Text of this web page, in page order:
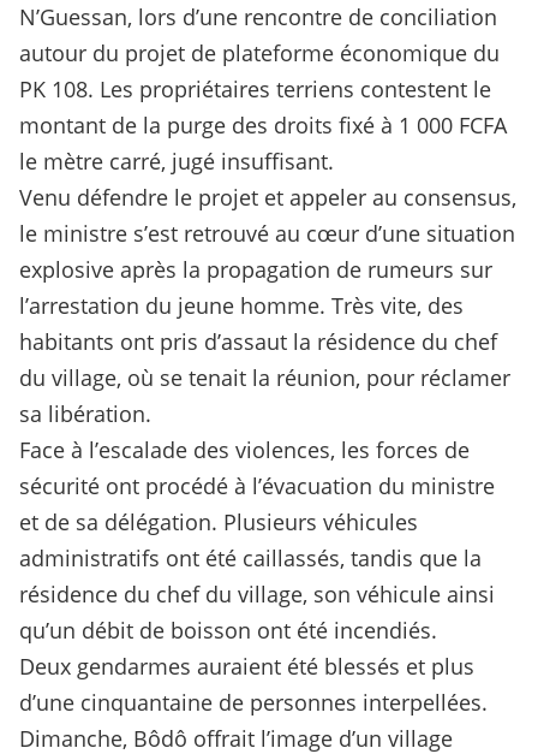
N’Guessan, lors d’une rencontre de conciliation
autour du projet de plateforme économique du
PK 108. Les propriétaires terriens contestent le
montant de la purge des droits fixé à 1 000 FCFA
le mètre carré, jugé insuffisant.
Venu défendre le projet et appeler au consensus,
le ministre s’est retrouvé au cœur d’une situation
explosive après la propagation de rumeurs sur
l’arrestation du jeune homme. Très vite, des
habitants ont pris d’assaut la résidence du chef
du village, où se tenait la réunion, pour réclamer
sa libération.
Face à l’escalade des violences, les forces de
sécurité ont procédé à l’évacuation du ministre
et de sa délégation. Plusieurs véhicules
administratifs ont été caillassés, tandis que la
résidence du chef du village, son véhicule ainsi
qu’un débit de boisson ont été incendiés.
Deux gendarmes auraient été blessés et plus
d’une cinquantaine de personnes interpellées.
Dimanche, Bôdô offrait l’image d’un village